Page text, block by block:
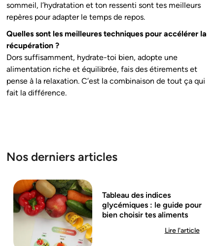
sommeil, l’hydratation et ton ressenti sont tes meilleurs
repères pour adapter le temps de repos.
Quelles sont les meilleures techniques pour accélérer la
récupération ?
Dors suffisamment, hydrate-toi bien, adopte une
alimentation riche et équilibrée, fais des étirements et
pense à la relaxation. C’est la combinaison de tout ça qui
fait la différence.
Nos derniers articles
Tableau des indices
glycémiques : le guide pour
bien choisir tes aliments
Lire l'article